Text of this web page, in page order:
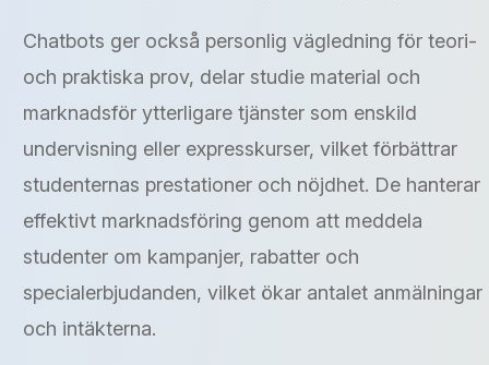
Chatbots ger också personlig vägledning för teori-
och praktiska prov, delar studie material och
marknadsför ytterligare tjänster som enskild
undervisning eller expresskurser, vilket förbättrar
studenternas prestationer och nöjdhet. De hanterar
effektivt marknadsföring genom att meddela
studenter om kampanjer, rabatter och
specialerbjudanden, vilket ökar antalet anmälningar
och intäkterna.